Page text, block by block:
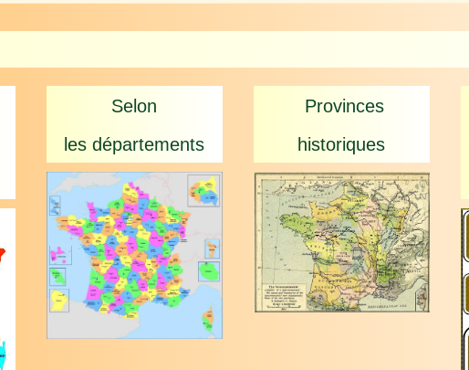
Selon
les départements
Provinces
historiques